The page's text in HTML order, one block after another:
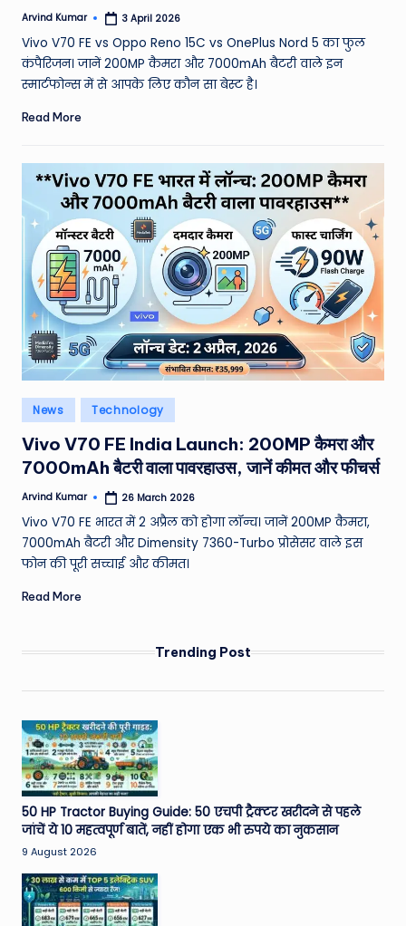
Posted
Arvind Kumar 3 April 2026
Vivo V70 FE vs Oppo Reno 15C vs OnePlus Nord 5 का फुल
कंपैरिजन। जानें 200MP कैमरा और 7000mAh बैटरी वाले इन
स्मार्टफोन्स में से आपके लिए कौन सा बेस्ट है।
Read More
Posted
in
News Technology
Vivo V70 FE India Launch: 200MP कैमरा और
7000mAh बैटरी वाला पावरहाउस, जानें कीमत और फीचर्स
Posted
Arvind Kumar 26 March 2026
Vivo V70 FE भारत में 2 अप्रैल को होगा लॉन्च। जानें 200MP कैमरा,
7000mAh बैटरी और Dimensity 7360-Turbo प्रोसेसर वाले इस
फोन की पूरी सच्चाई और कीमत।
Read More
Trending Post
50 HP Tractor Buying Guide: 50 एचपी ट्रैक्टर खरीदने से पहले
जांचें ये 10 महत्वपूर्ण बातें, नहीं होगा एक भी रुपये का नुकसान
9 August 2026